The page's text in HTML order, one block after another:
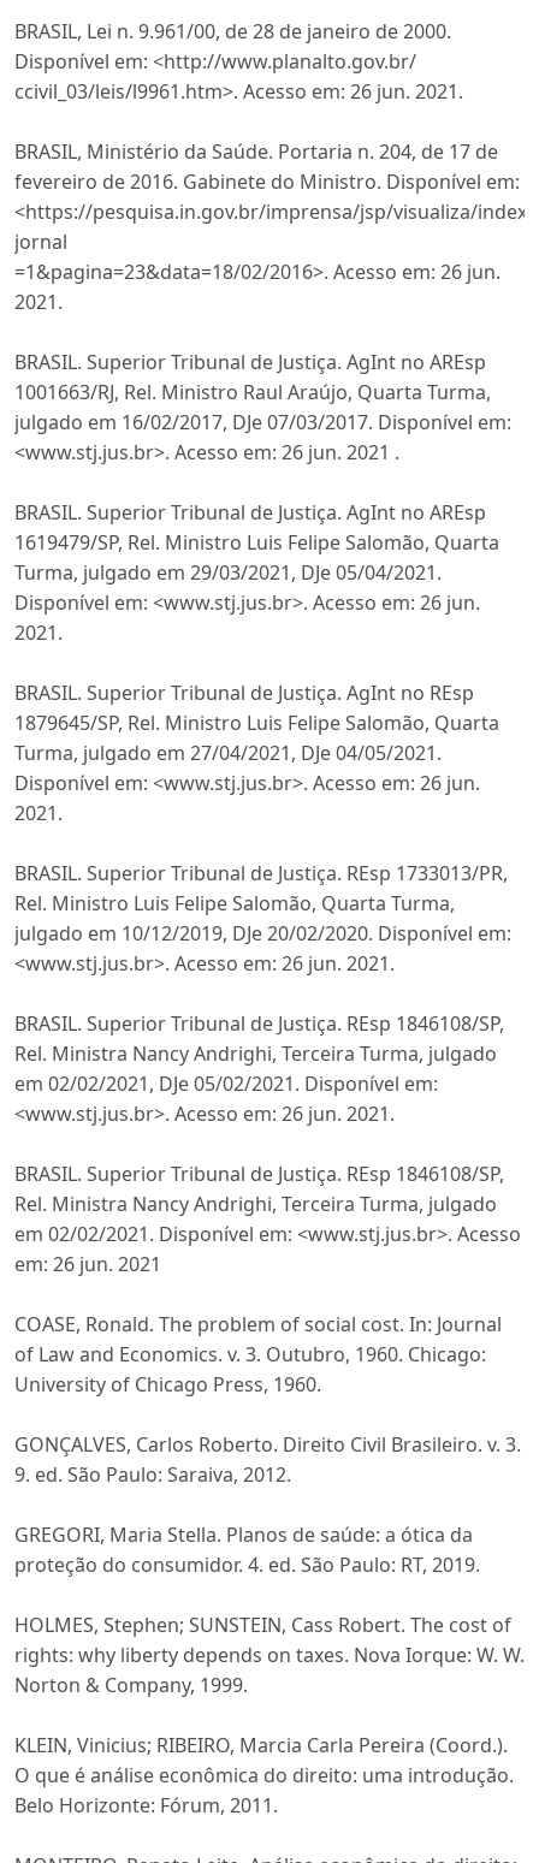
BRASIL, Lei n. 9.961/00, de 28 de janeiro de 2000.
Disponível em: <http://www.planalto.gov.br/
ccivil_03/leis/l9961.htm>. Acesso em: 26 jun. 2021.
BRASIL, Ministério da Saúde. Portaria n. 204, de 17 de
fevereiro de 2016. Gabinete do Ministro. Disponível em:
<https://pesquisa.in.gov.br/imprensa/jsp/visualiza/
jornal
=1&pagina=23&data=18/02/2016>. Acesso em: 26 jun.
2021.
BRASIL. Superior Tribunal de Justiça. AgInt no AREsp
1001663/RJ, Rel. Ministro Raul Araújo, Quarta Turma,
julgado em 16/02/2017, DJe 07/03/2017. Disponível em:
<www.stj.jus.br>. Acesso em: 26 jun. 2021 .
BRASIL. Superior Tribunal de Justiça. AgInt no AREsp
1619479/SP, Rel. Ministro Luis Felipe Salomão, Quarta
Turma, julgado em 29/03/2021, DJe 05/04/2021.
Disponível em: <www.stj.jus.br>. Acesso em: 26 jun.
2021.
BRASIL. Superior Tribunal de Justiça. AgInt no REsp
1879645/SP, Rel. Ministro Luis Felipe Salomão, Quarta
Turma, julgado em 27/04/2021, DJe 04/05/2021.
Disponível em: <www.stj.jus.br>. Acesso em: 26 jun.
2021.
BRASIL. Superior Tribunal de Justiça. REsp 1733013/PR,
Rel. Ministro Luis Felipe Salomão, Quarta Turma,
julgado em 10/12/2019, DJe 20/02/2020. Disponível em:
<www.stj.jus.br>. Acesso em: 26 jun. 2021.
BRASIL. Superior Tribunal de Justiça. REsp 1846108/SP,
Rel. Ministra Nancy Andrighi, Terceira Turma, julgado
em 02/02/2021, DJe 05/02/2021. Disponível em:
<www.stj.jus.br>. Acesso em: 26 jun. 2021.
BRASIL. Superior Tribunal de Justiça. REsp 1846108/SP,
Rel. Ministra Nancy Andrighi, Terceira Turma, julgado
em 02/02/2021. Disponível em: <www.stj.jus.br>. Acesso
em: 26 jun. 2021
COASE, Ronald. The problem of social cost. In: Journal
of Law and Economics. v. 3. Outubro, 1960. Chicago:
University of Chicago Press, 1960.
GONÇALVES, Carlos Roberto. Direito Civil Brasileiro. v. 3.
9. ed. São Paulo: Saraiva, 2012.
GREGORI, Maria Stella. Planos de saúde: a ótica da
proteção do consumidor. 4. ed. São Paulo: RT, 2019.
HOLMES, Stephen; SUNSTEIN, Cass Robert. The cost of
rights: why liberty depends on taxes. Nova Iorque: W. W.
Norton & Company, 1999.
KLEIN, Vinicius; RIBEIRO, Marcia Carla Pereira (Coord.).
O que é análise econômica do direito: uma introdução.
Belo Horizonte: Fórum, 2011.